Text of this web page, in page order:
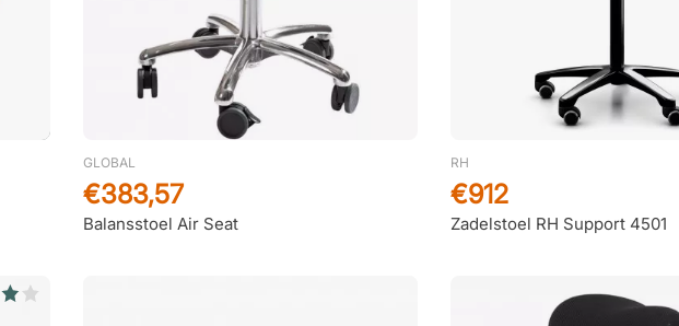
GLOBAL
Balansstoel Air Seat
€383,57
RH
Zadelstoel RH Support 4501
€912